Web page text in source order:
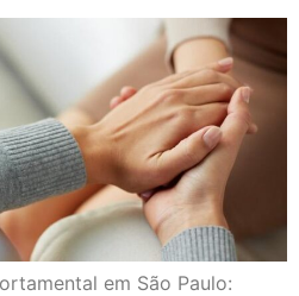
em São Paulo: